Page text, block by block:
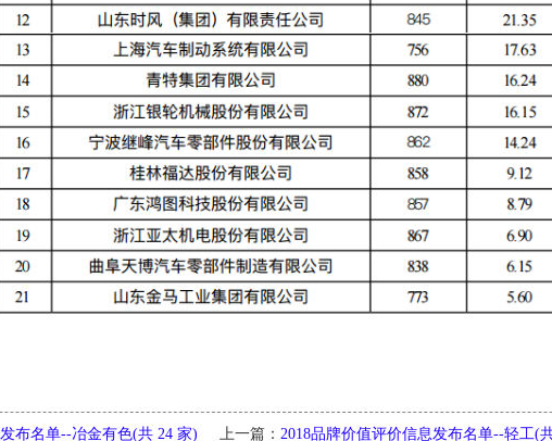
布名单--冶金有色(共 24 家) 上一篇： 2018品牌价值评价信息发布名单--轻工(